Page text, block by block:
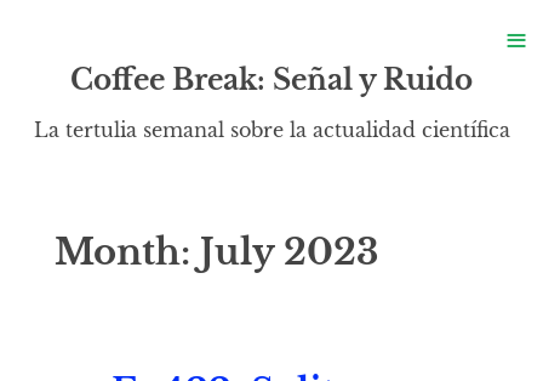
Coffee Break: Señal y Ruido
La tertulia semanal sobre la actualidad científica
Month: July 2023
≡